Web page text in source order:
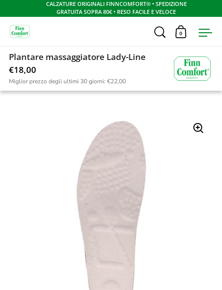
Skip to content
CALZATURE ORIGINALI FINNCOMFORT® • SPEDIZIONE
GRATUITA SOPRA 80€ • RESO FACILE E VELOCE
Apri ricerca
Apri
0
Home / Catalogo / Plantare massaggiatore Lady-Line
Plantare massaggiatore Lady-Line
€18,00
Miglior prezzo degli ultimi 30 giorni: €22,00